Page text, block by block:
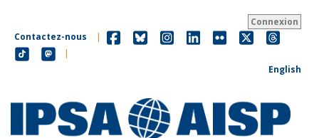
contenu
principal
Connexion
Contactez-nous
|
|
English